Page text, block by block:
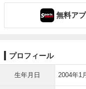
無料ア
プロフィール
生年月日 2004年1